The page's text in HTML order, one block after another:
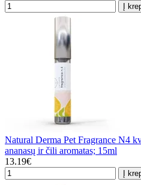
Į
Natural Derma Pet Fragrance N4
ananasų ir čili aromatas; 15ml
13.19€
Į